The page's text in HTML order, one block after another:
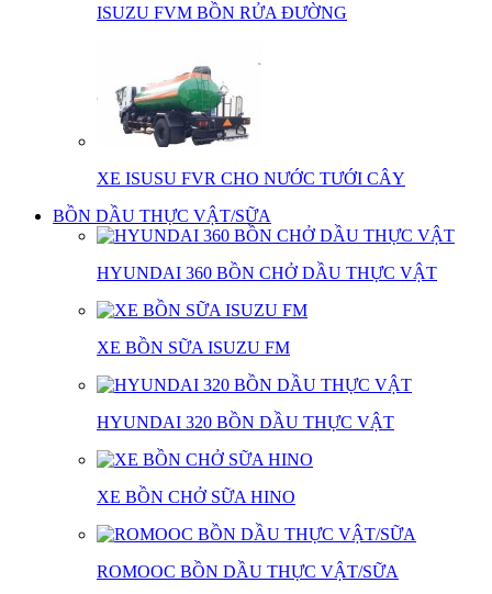
ISUZU FVM BỒN RỬA ĐƯỜNG
XE ISUSU FVR CHO NƯỚC TƯỚI CÂY
BỒN DẦU THỰC VẬT/SỮA
HYUNDAI 360 BỒN CHỞ DẦU THỰC VẬT
XE BỒN SỮA ISUZU FM
HYUNDAI 320 BỒN DẦU THỰC VẬT
XE BỒN CHỞ SỮA HINO
ROMOOC BỒN DẦU THỰC VẬT/SỮA